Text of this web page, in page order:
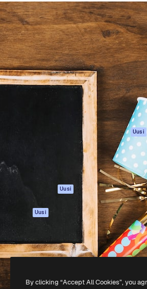
Tuotteet
Spaces
Tekoälyavustaja
Kuvapankkisisältö
Uusi
Uusi
Mobiilisovellus
Kaikki Magnific-
työkalut
Aloita
Academy
Dokumentaatio
Tuki
Käyttöehdot
Alkuperäiset Uusi
Evästepolitiikka
Luottamuskeskus
Kumppanit
Yrityksille
By clicking “Accept All Cookies”, you